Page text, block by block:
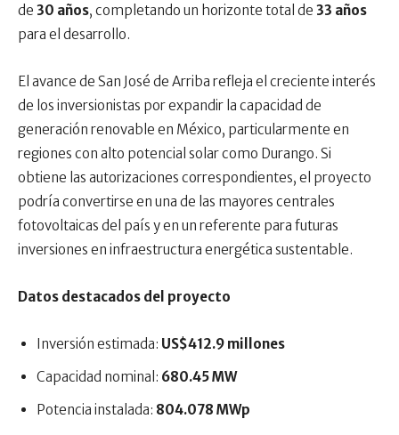
de 30 años, completando un horizonte total de 33 años
para el desarrollo.
El avance de San José de Arriba refleja el creciente interés
de los inversionistas por expandir la capacidad de
generación renovable en México, particularmente en
regiones con alto potencial solar como Durango. Si
obtiene las autorizaciones correspondientes, el proyecto
podría convertirse en una de las mayores centrales
fotovoltaicas del país y en un referente para futuras
inversiones en infraestructura energética sustentable.
Datos destacados del proyecto
Inversión estimada: US$412.9 millones
Capacidad nominal: 680.45 MW
Potencia instalada: 804.078 MWp